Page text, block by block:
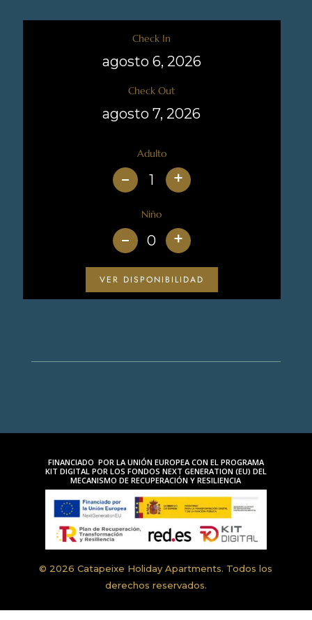
Check In
Check Out
Adulto
+
Niño
+
VER DISPONIBILIDAD
FINANCIADO POR LA UNIÓN EUROPEA CON EL PROGRAMA
KIT DIGITAL POR LOS FONDOS NEXT GENERATION (EU) DEL
MECANISMO DE RECUPERACIÓN Y RESILIENCIA
© 2026 Catapeixe Holiday Apartments. Todos los
derechos reservados.